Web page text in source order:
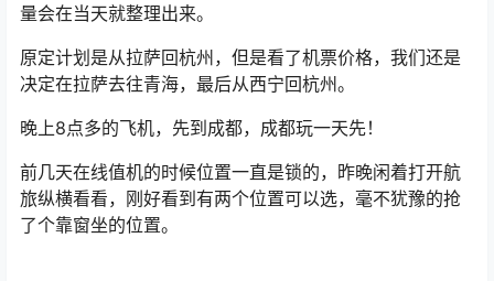
量会在当天就整理出来。
原定计划是从拉萨回杭州，但是看了机票价格，我们还是
决定在拉萨去往青海，最后从西宁回杭州。
晚上8点多的飞机，先到成都，成都玩一天先！
前几天在线值机的时候位置一直是锁的，昨晚闲着打开航
旅纵横看看，刚好看到有两个位置可以选，毫不犹豫的抢
了个靠窗坐的位置。